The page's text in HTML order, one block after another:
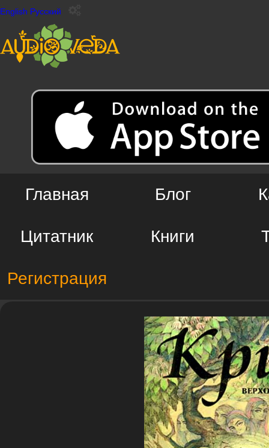
English Русский
Главная Блог
Цитатник Книги
Регистрация